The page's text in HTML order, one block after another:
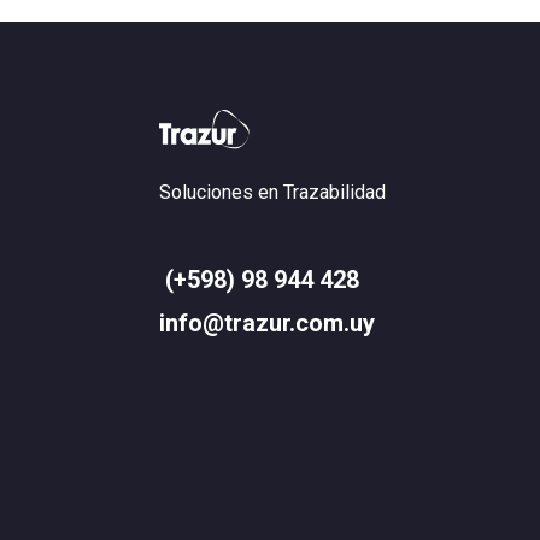
Soluciones en Trazabilidad
(+598) 98 944 428
info@trazur.com.uy